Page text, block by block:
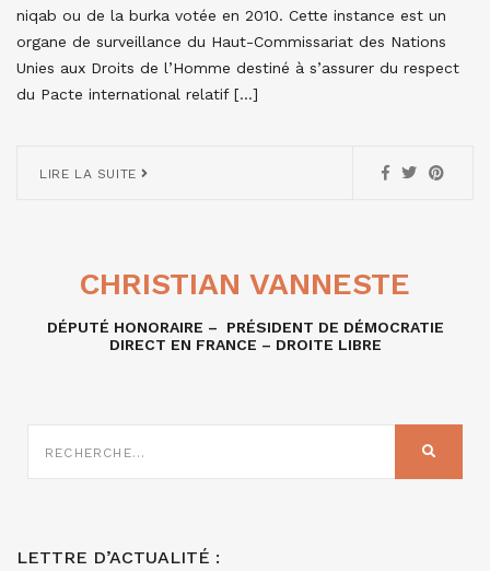
niqab ou de la burka votée en 2010. Cette instance est un
organe de surveillance du Haut-Commissariat des Nations
Unies aux Droits de l’Homme destiné à s’assurer du respect
du Pacte international relatif […]
LIRE LA SUITE
CHRISTIAN VANNESTE
DÉPUTÉ HONORAIRE – PRÉSIDENT DE DÉMOCRATIE
DIRECT EN FRANCE – DROITE LIBRE
SUR
LETTRE D’ACTUALITÉ :